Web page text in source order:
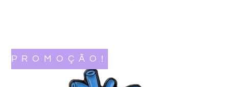
PROMOÇÃO!